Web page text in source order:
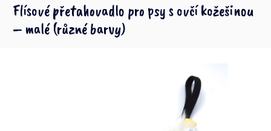
Flísové přetahovadlo pro psy s ovčí kožešinou
– malé (různé barvy)